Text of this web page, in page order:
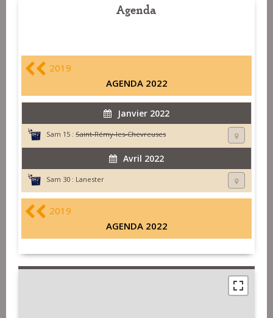
Agenda
2019
AGENDA 2022
Janvier 2022
Sam 15 : Saint-Rémy-les-Chevreuses
Avril 2022
Sam 30 : Lanester
2019
AGENDA 2022